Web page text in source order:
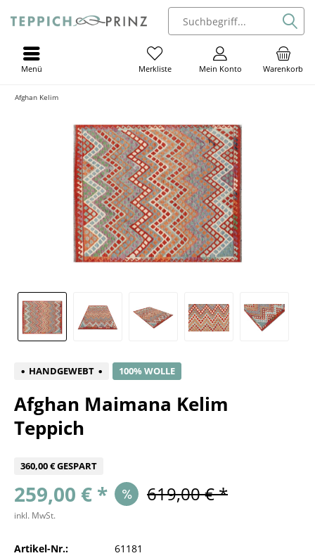
Warenkorb
Mein Konto
Merkliste
Menü
Afghan Kelim
HANDGEWEBT 100% WOLLE
Afghan Maimana Kelim
Teppich
360,00 € GESPART
259,00 € * 619,00 € *
inkl. MwSt.
Artikel-Nr.:
61181